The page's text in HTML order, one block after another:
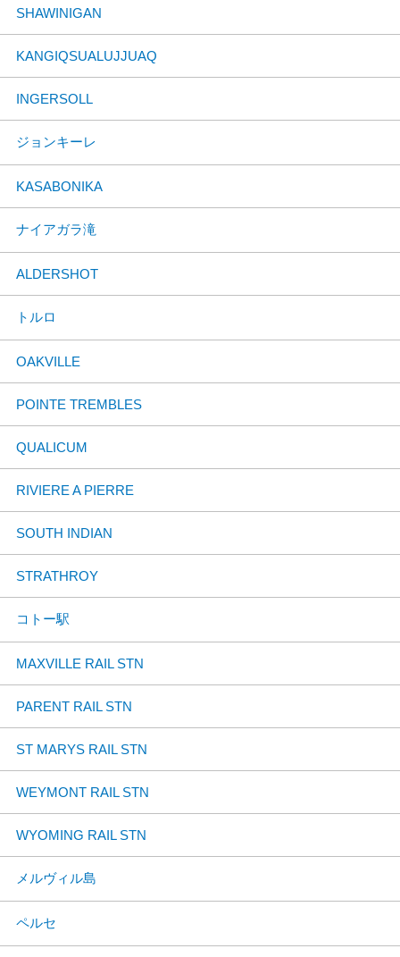
SHAWINIGAN
KANGIQSUALUJJUAQ
INGERSOLL
ジョンキーレ
KASABONIKA
ナイアガラ滝
ALDERSHOT
トルロ
OAKVILLE
POINTE TREMBLES
QUALICUM
RIVIERE A PIERRE
SOUTH INDIAN
STRATHROY
コトー駅
MAXVILLE RAIL STN
PARENT RAIL STN
ST MARYS RAIL STN
WEYMONT RAIL STN
WYOMING RAIL STN
メルヴィル島
ペルセ